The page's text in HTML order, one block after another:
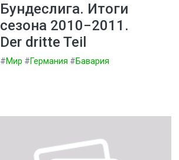
Бундеслига. Итоги
сезона 2010−2011.
Der dritte Teil
#Мир #Германия #Бавария